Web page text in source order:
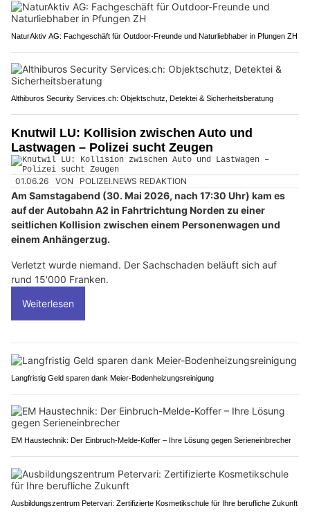
NaturAktiv AG: Fachgeschäft für Outdoor-Freunde und Naturliebhaber in Pfungen ZH
Althiburos Security Services.ch: Objektschutz, Detektei & Sicherheitsberatung
Knutwil LU: Kollision zwischen Auto und
Lastwagen – Polizei sucht Zeugen
01.06.26 VON POLIZEI.NEWS REDAKTION
Am Samstagabend (30. Mai 2026, nach 17:30 Uhr) kam es
auf der Autobahn A2 in Fahrtrichtung Norden zu einer
seitlichen Kollision zwischen einem Personenwagen und
einem Anhängerzug.
Verletzt wurde niemand. Der Sachschaden beläuft sich auf
rund 15'000 Franken.
Weiterlesen
Langfristig Geld sparen dank Meier-Bodenheizungsreinigung
EM Haustechnik: Der Einbruch-Melde-Koffer – Ihre Lösung gegen Serieneinbrecher
Ausbildungszentrum Petervari: Zertifizierte Kosmetikschule für Ihre berufliche Zukunft